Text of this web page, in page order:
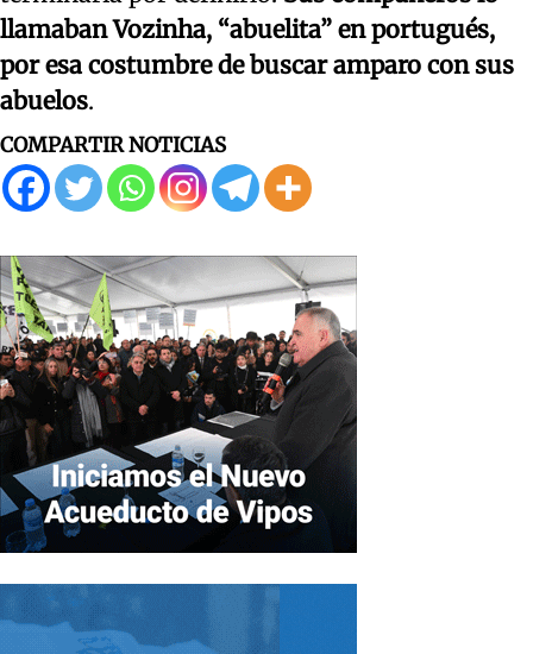
llamaban Vozinha, “abuelita” en portugués,
por esa costumbre de buscar amparo con sus
abuelos.
COMPARTIR NOTICIAS